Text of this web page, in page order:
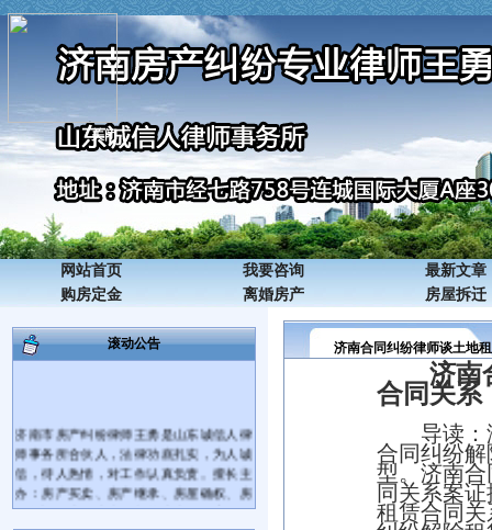
网站首页 我要咨询
最新文章
购房定金
离婚房产 房屋拆迁
关闭
滚动公告
济南市房产纠纷律师王勇是山东诚信人律
师事务所合伙人，法律功底扎实，为人诚
信，待人热情，对工作认真负责。擅长主
办：房产买卖、房产继承、房屋确权、房
屋拆迁、离婚房产分割等房产纠纷案件；
济南合同纠纷律师谈土地
济南
合同关系
导读：
合同纠纷
型。 济南合
同关系案证
租赁合同关